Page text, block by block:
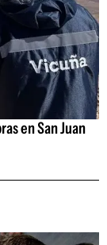
en San Juan